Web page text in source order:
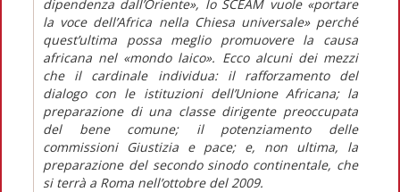
dipendenza dall’Oriente», lo SCEAM vuole «portare
la voce dell’Africa nella Chiesa universale» perché
quest’ultima possa meglio promuovere la causa
africana nel «mondo laico». Ecco alcuni dei mezzi
che il cardinale individua: il rafforzamento del
dialogo con le istituzioni dell’Unione Africana; la
preparazione di una classe dirigente preoccupata
del bene comune; il potenziamento delle
commissioni Giustizia e pace; e, non ultima, la
preparazione del secondo sinodo continentale, che
si terrà a Roma nell’ottobre del 2009.